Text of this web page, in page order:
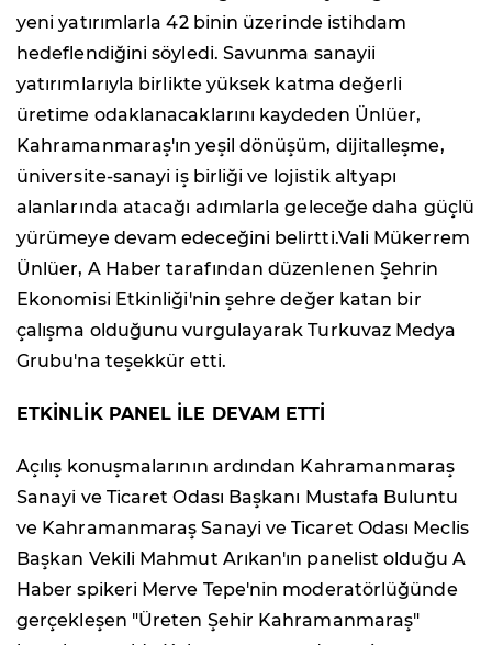
yeni yatırımlarla 42 binin üzerinde istihdam
hedeflendiğini söyledi. Savunma sanayii
yatırımlarıyla birlikte yüksek katma değerli
üretime odaklanacaklarını kaydeden Ünlüer,
Kahramanmaraş'ın yeşil dönüşüm, dijitalleşme,
üniversite-sanayi iş birliği ve lojistik altyapı
alanlarında atacağı adımlarla geleceğe daha güçlü
yürümeye devam edeceğini belirtti.Vali Mükerrem
Ünlüer, A Haber tarafından düzenlenen Şehrin
Ekonomisi Etkinliği'nin şehre değer katan bir
çalışma olduğunu vurgulayarak Turkuvaz Medya
Grubu'na teşekkür etti.
ETKİNLİK PANEL İLE DEVAM ETTİ
Açılış konuşmalarının ardından Kahramanmaraş
Sanayi ve Ticaret Odası Başkanı Mustafa Buluntu
ve Kahramanmaraş Sanayi ve Ticaret Odası Meclis
Başkan Vekili Mahmut Arıkan'ın panelist olduğu A
Haber spikeri Merve Tepe'nin moderatörlüğünde
gerçekleşen "Üreten Şehir Kahramanmaraş"